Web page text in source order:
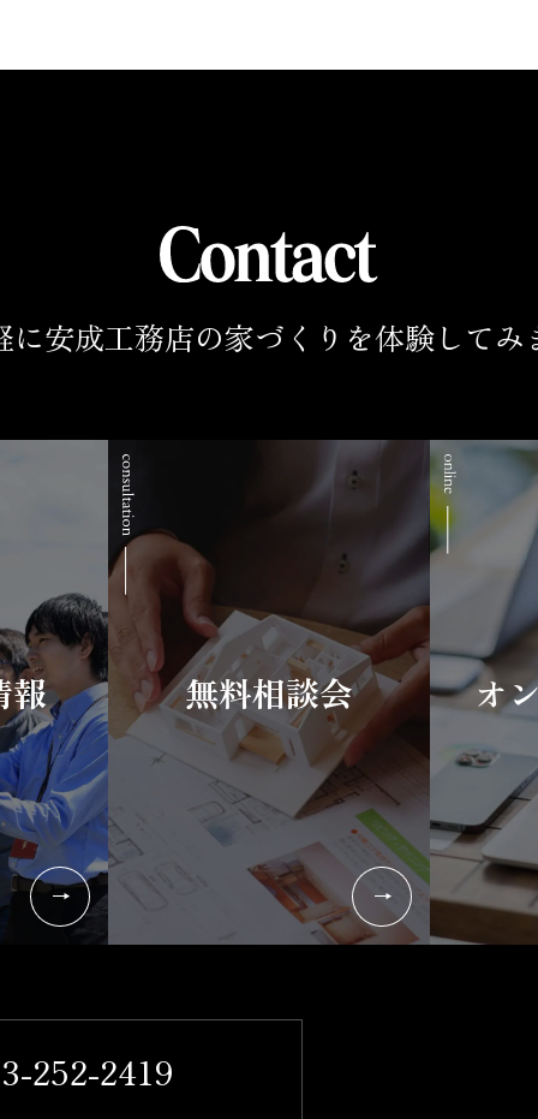
に安成工務店の家づくりを体験してみ
報 無料相談会 オ
252-2419